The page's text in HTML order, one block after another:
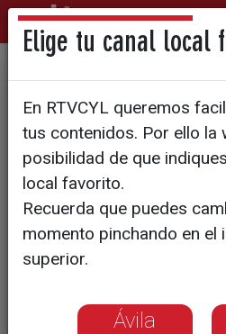
Fenómeno
fiamos de los
de los libreros
Con 245 libros
España, el impacto
sociales compite con
tradicionales
Elige tu canal local
En RTVCYL queremos
tus contenidos. Por ello la
posibilidad de que
local favorito.
Recuerda que puedes
momento pinchando en el
superior.
Ávila